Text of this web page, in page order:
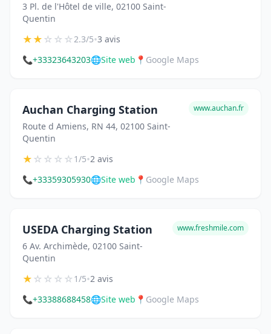
3 Pl. de l'Hôtel de ville, 02100 Saint-
Quentin
★★☆☆☆2.3/5•3 avis
📞+33323643203🌐Site web 📍 Google Maps
Auchan Charging Station
Route d Amiens, RN 44, 02100 Saint-
Quentin
www.auchan.fr
★☆☆☆☆1/5•2 avis
📞+33359305930🌐Site web 📍 Google Maps
USEDA Charging Station
6 Av. Archimède, 02100 Saint-
Quentin
www.freshmile.com
★☆☆☆☆1/5•2 avis
📞+33388688458🌐Site web 📍 Google Maps